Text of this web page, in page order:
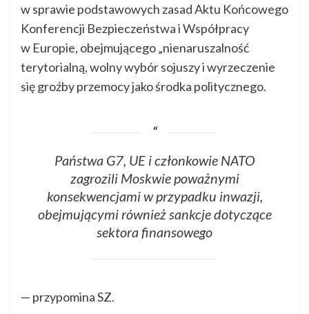
w sprawie podstawowych zasad Aktu Końcowego
Konferencji Bezpieczeństwa i Współpracy
w Europie, obejmującego „nienaruszalność
terytorialną, wolny wybór sojuszy i wyrzeczenie
się groźby przemocy jako środka politycznego.
Państwa G7, UE i członkowie NATO
zagrozili Moskwie poważnymi
konsekwencjami w przypadku inwazji,
obejmującymi również sankcje dotyczące
sektora finansowego
— przypomina SZ.